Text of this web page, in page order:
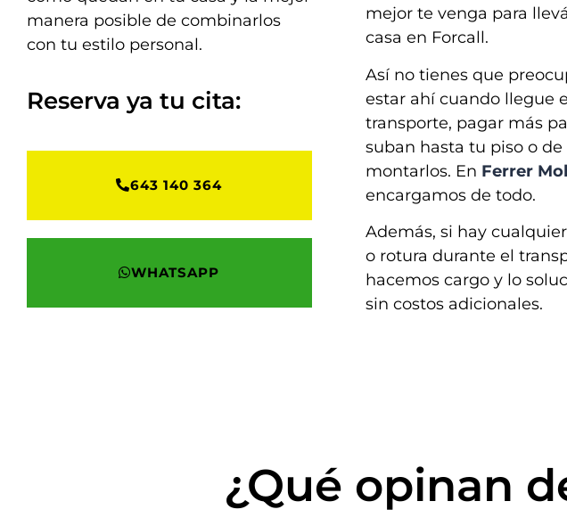
manera posible de combinarlos
con tu estilo personal.
Reserva ya tu cita:
643 140 364
WHATSAPP
mejor te venga para
casa en Forcall.
Así no tienes que
estar ahí cuando llegue
transporte, pagar más
suban hasta tu piso o de
montarlos. En Ferrer
encargamos de todo.
Además, si hay
o rotura durante el
hacemos cargo y lo
sin costos adicionales.
¿Qué opinan